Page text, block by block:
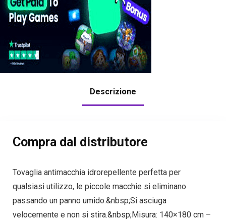
Descrizione
Compra dal distributore
Tovaglia antimacchia idrorepellente perfetta per
qualsiasi utilizzo, le piccole macchie si eliminano
passando un panno umido.&nbsp;Si asciuga
velocemente e non si stira.&nbsp;Misura: 140×180 cm –